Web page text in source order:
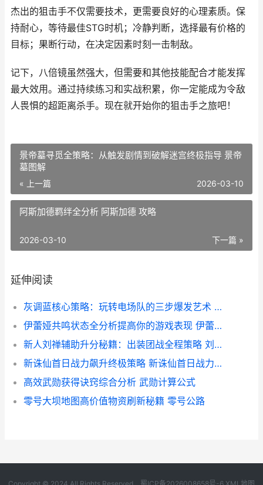
杰出的狙击手不仅需要技术，更需要良好的心理素质。保
持耐心，等待最佳STG时机；冷静判断，选择最有价格的
目标；果断行动，在决定因素时刻一击制敌。
记下，八倍镜虽然强大，但需要和其他技能配合才能发挥
最大效用。通过持续练习和实战积累，你一定能成为令敌
人畏惧的超距离杀手。现在就开始你的狙击手之旅吧！
景帝墓寻觅全策略：从触发剧情到破解迷宫终极指导 景帝
墓图解
« 上一篇 2026-03-10
阿斯加德羁绊全分析 阿斯加德 攻略
下一篇 »
2026-03-10
延伸阅读
灰调蓝核心策略：玩转电场队的三步爆发艺术 调灰蓝需要哪几种色
伊蕾娅共鸣状态全分析提高你的游戏表现 伊蕾亚表情包
新人刘禅辅助升分秘籍：出装团战全程策略 刘禅辅助装备怎么出
新诛仙首日战力飙升终极策略 新诛仙首日战力多少
高效武勋获得诀窍综合分析 武勋计算公式
零号大坝地图高价值物资刷新秘籍 零号公路